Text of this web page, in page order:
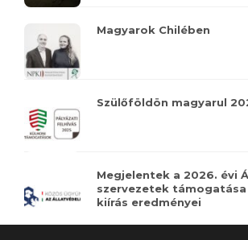
Magyarok Chilében
Szülőföldön magyarul
Megjelentek a 2026. évi
szervezetek
kiírás eredményei